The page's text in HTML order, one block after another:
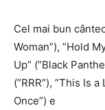
Cel mai bun
Woman”), ”Hold
Up” (”Black
(”RRR”), ”This Is
Once”) e